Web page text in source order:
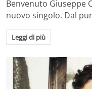
Benvenuto Giuseppe
nuovo singolo. Dal
Leggi di più